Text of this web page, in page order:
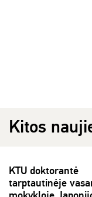
Kitos
KTU doktorantė
tarptautinėje